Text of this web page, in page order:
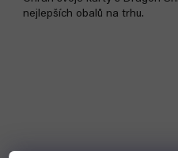
nejlepších obalů na trhu.